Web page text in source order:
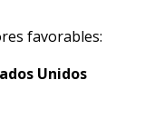
favorables:
Unidos